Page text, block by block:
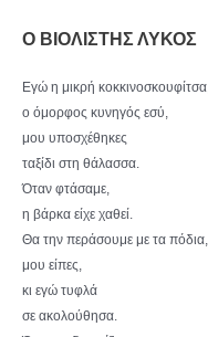
Ο ΒΙΟΛΙΣΤΗΣ ΛΥΚΟΣ
Εγώ η μικρή κοκκινοσκουφίτσα,
ο όμορφος κυνηγός εσύ,
μου υποσχέθηκες
ταξίδι στη θάλασσα.
Όταν φτάσαμε,
η βάρκα είχε χαθεί.
Θα την περάσουμε με τα πόδια,
μου είπες,
κι εγώ τυφλά
σε ακολούθησα.